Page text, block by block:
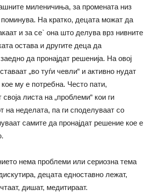
миленичиња, за промената низ
поминува. На кратко, децата можат да
и за се` она што делува врз нивните
остава и другите деца да
да пронајдат решенија. На овој
„во туѓи чевли“ и активно нудат
му е потребна. Често пати,
листа на „проблеми“ кои ги
на неделата, па ги споделуваат со
самите да пронајдат решение кое е
нема проблеми или сериозна тема
децата едноставно лежат,
дишат, медитираат.